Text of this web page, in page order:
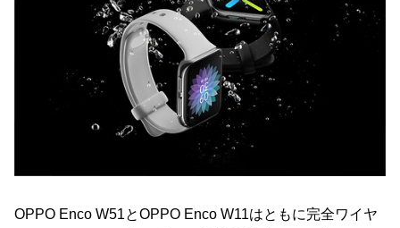
OPPO Enco W51とOPPO Enco W11はともに完全ワイヤ